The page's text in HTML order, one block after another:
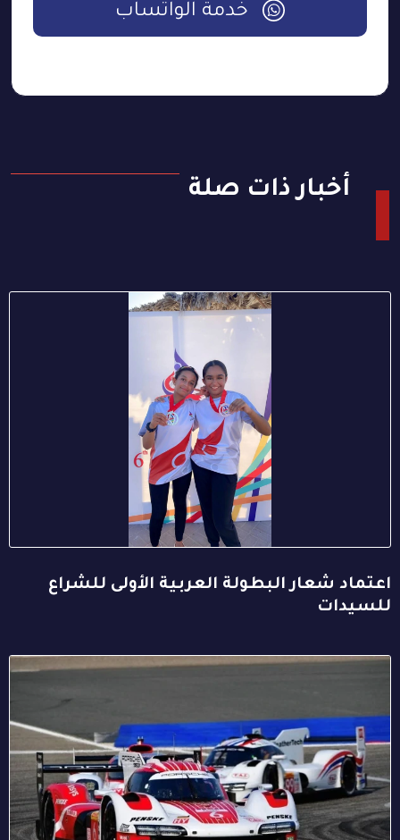
خدمة الواتساب
أخبار ذات صلة
اعتماد شعار البطولة العربية الأولى للشراع
للسيدات